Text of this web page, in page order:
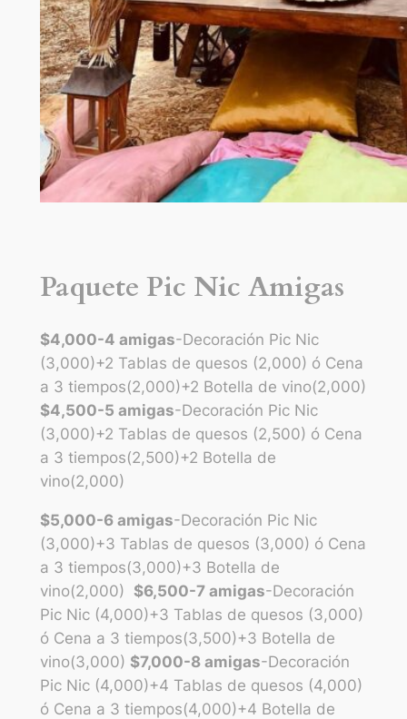
Paquete Pic Nic Amigas
$4,000-4 amigas-Decoración Pic Nic
(3,000)+2 Tablas de quesos (2,000) ó Cena
a 3 tiempos(2,000)+2 Botella de vino(2,000)
$4,500-5 amigas-Decoración Pic Nic
(3,000)+2 Tablas de quesos (2,500) ó Cena
a 3 tiempos(2,500)+2 Botella de
vino(2,000)
$5,000-6 amigas-Decoración Pic Nic
(3,000)+3 Tablas de quesos (3,000) ó Cena
a 3 tiempos(3,000)+3 Botella de
vino(2,000) $6,500-7 amigas-Decoración
Pic Nic (4,000)+3 Tablas de quesos (3,000)
ó Cena a 3 tiempos(3,500)+3 Botella de
vino(3,000) $7,000-8 amigas-Decoración
Pic Nic (4,000)+4 Tablas de quesos (4,000)
ó Cena a 3 tiempos(4,000)+4 Botella de